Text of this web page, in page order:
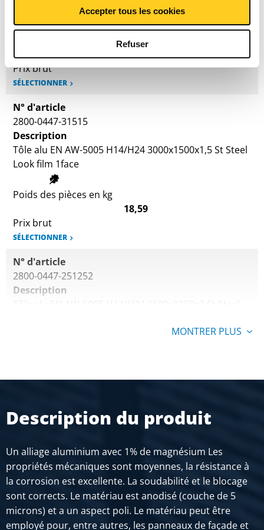
Accepter tous les cookies
Refuser
12,909
Prix brut
SÉLECTIONNER
N° d'article
2800-0447-31515
Description
Tôle alu EN AW-5005 H14/H24 3000x1500x1,5 St Steel
Look film 1face
Poids des pièces en kg
18,59
Prix brut
SÉLECTIONNER
N° d'article
2800-0447-251252
Description
Prix brut
N° d'article
2800-0447-3152
Description
Tôle alu EN AW-5005 H14/H24 3000x1500x2 St Steel
Look film 1face
Poids des pièces en kg
24,786
MONTRER PLUS
Description du produit
Un alliage aluminium avec 1% de magnésium Les
propriétés mécaniques sont moyennes, la résistance à
la corrosion est excellente. La soudabilité et le blocage
sont corrects. Le matériau est anodisé (couche de 5
microns) et a un aspect poli. Le matériau peut être
employé pour, entre autres, les panneaux de façade et